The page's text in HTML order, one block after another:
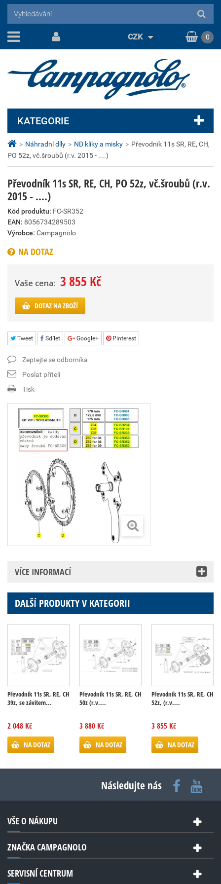
> Náhradní díly > ND kliky a misky > Převodník 11s SR, RE, CH,
PO 52z, vč.šroubů (r.v. 2015 - ....)
Převodník 11s SR, RE, CH, PO 52z, vč.šroubů (r.v.
2015 - ....)
Kód produktu: FC-SR352
EAN: 8056734289503
Výrobce: Campagnolo
NA DOTAZ
Vaše cena: 3 855 Kč
DOTAZ NA ZBOŽÍ
Tweet Sdílet Google+ Pinterest
Zeptejte se odborníka
Poslat příteli
Tisk
VÍCE INFORMACÍ
DALŠÍ PRODUKTY V KATEGORII
Převodník 11s SR, RE, CH
39z, se závitem...
2 048 Kč
NA DOTAZ
Převodník 11s SR, RE, CH
50z (r.v....
3 880 Kč
NA DOTAZ
Převodník 11s SR, RE, CH
52z, (r.v....
3 855 Kč
NA DOTAZ
KATEGORIE
CZK 0
Následujte nás
VŠE O NÁKUPU
ZNAČKA CAMPAGNOLO
SERVISNÍ CENTRUM